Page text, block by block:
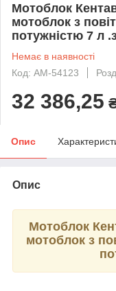
Мотоблок
мотоблок з
потужністю 7 л
Немає в наявності
Код: AM-54123
32 386,25
Опис
Опис
Мотоблок
мотоблок з